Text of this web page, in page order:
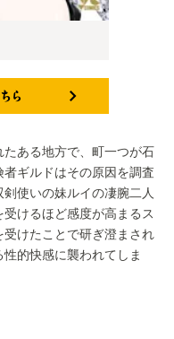
ある地方で、町一つが石
ギルドはその原因を調査
使いの妹ルイの凄腕二人
けるほど感度が高まるス
けたことで研ぎ澄まされ
的快感に襲われてしま